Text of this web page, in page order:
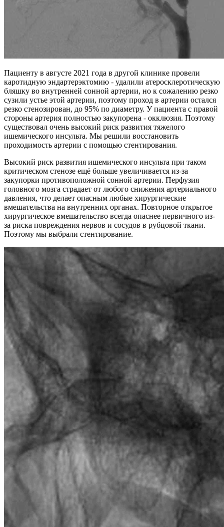
Пациенту в августе 2021 года в другой клинике провели
каротидную эндартерэктомию - удалили атеросклеротическую
бляшку во внутренней сонной артерии, но к сожалению резко
сузили устье этой артерии, поэтому проход в артерии остался
резко стенозирован, до 95% по диаметру. У пациента с правой
стороны артерия полностью закупорена - окклюзия. Поэтому
существовал очень высокий риск развития тяжелого
ишемического инсульта. Мы решили восстановить
проходимость артерии с помощью стентирования.
Высокий риск развития ишемического инсульта при таком
критическом стенозе ещё больше увеличивается из-за
закупорки противоположной сонной артерии. Перфузия
головного мозга страдает от любого снижения артериального
давления, что делает опасным любые хирургические
вмешательства на внутренних органах. Повторное открытое
хирургическое вмешательство всегда опаснее первичного из-
за риска повреждения нервов и сосудов в рубцовой ткани.
Поэтому мы выбрали стентирование.